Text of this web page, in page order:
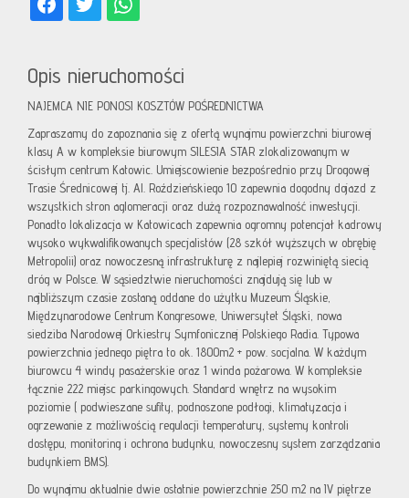
Opis nieruchomości
NAJEMCA NIE PONOSI KOSZTÓW POŚREDNICTWA
Zapraszamy do zapoznania się z ofertą wynajmu powierzchni biurowej
klasy A w kompleksie biurowym SILESIA STAR zlokalizowanym w
ścisłym centrum Katowic. Umiejscowienie bezpośrednio przy Drogowej
Trasie Średnicowej tj. Al. Roździeńskiego 10 zapewnia dogodny dojazd z
wszystkich stron aglomeracji oraz dużą rozpoznawalność inwestycji.
Ponadto lokalizacja w Katowicach zapewnia ogromny potencjał kadrowy
wysoko wykwalifikowanych specjalistów (28 szkół wyższych w obrębię
Metropolii) oraz nowoczesną infrastrukturę z najlepiej rozwiniętą siecią
dróg w Polsce. W sąsiedztwie nieruchomości znajdują się lub w
najbliższym czasie zostaną oddane do użytku Muzeum Śląskie,
Międzynarodowe Centrum Kongresowe, Uniwersytet Śląski, nowa
siedziba Narodowej Orkiestry Symfonicznej Polskiego Radia. Typowa
powierzchnia jednego piętra to ok. 1800m2 + pow. socjalna. W każdym
biurowcu 4 windy pasażerskie oraz 1 winda pożarowa. W kompleksie
łącznie 222 miejsc parkingowych. Standard wnętrz na wysokim
poziomie ( podwieszane sufity, podnoszone podłogi, klimatyzacja i
ogrzewanie z możliwością regulacji temperatury, systemy kontroli
dostępu, monitoring i ochrona budynku, nowoczesny system zarządzania
budynkiem BMS).
Do wynajmu aktualnie dwie ostatnie powierzchnie 250 m2 na IV piętrze